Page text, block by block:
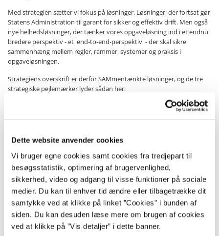
Dette website anvender cookies
Vi bruger egne cookies samt cookies fra tredjepart til
besøgsstatistik, optimering af brugervenlighed,
sikkerhed, video og adgang til visse funktioner på sociale
medier. Du kan til enhver tid ændre eller tilbagetrække dit
samtykke ved at klikke på linket ”Cookies” i bunden af
siden. Du kan desuden læse mere om brugen af cookies
ved at klikke på ”Vis detaljer” i dette banner.
Med strategien sætter vi fokus på løsninger. Løsninger, der fortsat gør
Statens Administration til garant for sikker og effektiv drift. Men også
nye helhedsløsninger, der tænker vores opgaveløsning ind i et endnu
bredere perspektiv - et 'end-to-end-perspektiv' - der skal sikre
sammenhæng mellem regler, rammer, systemer og praksis i
opgaveløsningen.
Strategiens overskrift er derfor SAMmentænkte løsninger, og de tre
strategiske pejlemærker lyder sådan her:
Statens Administration sætter
levere og udvikle flere og attraktive ydelser af høj kvalitet.
Vi skaber værdi:Statens Administration skaber sammenhæng
og værdi på tværs af opgaver og ansvar. Det gør vi ved at sikre
helhedsorienterede løsninger i samspil med kunder og andre
samarbejdspartnere.
Vi formidler viden: Statens Administration formidler viden
kompetent og leverer relevante løsninger. Det gør vi ved at
udvikle og omsætte ekspertkompetencer til gavn for kunderne.
Vi præsenterer strategien efter sommerferien, og fortæller hvad
udmøntningen af strategien betyder for vores kunder og samarbejdet